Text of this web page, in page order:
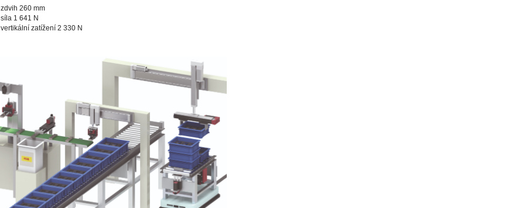
zdvih 260 mm
síla 1 641 N
vertikální zatížení 2 330 N